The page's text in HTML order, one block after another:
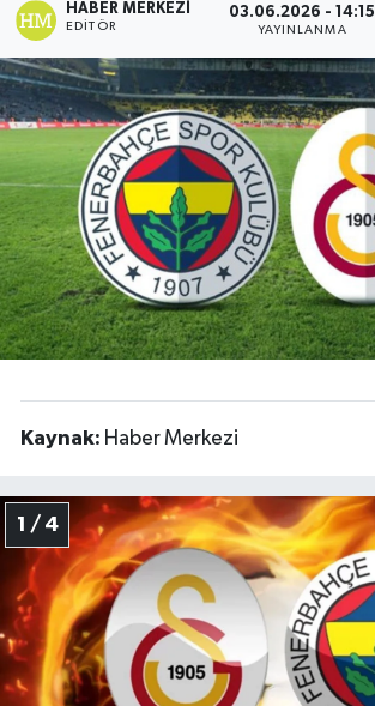
HABER MERKEZI
EDITÖR
03.06.2026 - 14:15
YAYINLANMA
Kaynak: Haber Merkezi
1 / 4